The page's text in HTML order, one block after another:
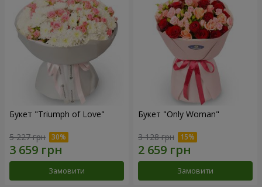
Букет "Triumph of Love"
5 227 грн
Замовити
Букет "Only Woman"
3 128 грн
Замовити